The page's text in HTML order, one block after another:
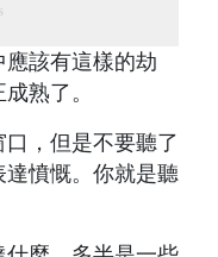
該有這樣的劫
熟了。
，但是不要聽了
達憤慨。你就是聽